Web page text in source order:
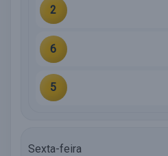
2
6
5
Sexta-feira